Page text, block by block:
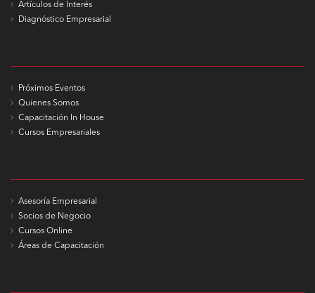
Artículos de Interés
Diagnóstico Empresarial
Próximos Eventos
Quienes Somos
Capacitación In House
Cursos Empresariales
Asesoría Empresarial
Socios de Negocio
Cursos Online
Áreas de Capacitación